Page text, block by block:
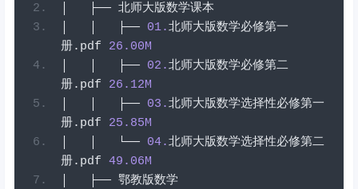
├── 北师大版数学课本
├── 01.北师大版数学必修第一
册. pdf 26.00M
├── 02 .北师大版数学必修第二
册. pdf 26.12M
├── 03 .北师大版数学选择性必修第一
册. pdf 25.85M
└── 04.北师大版数学选择性必修第二
册. pdf 49.06M
├── 鄂教版数学